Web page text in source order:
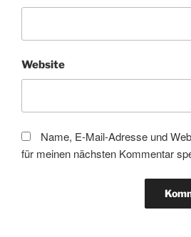
Website
Name, E-Mail-Adresse und
für meinen nächsten Kommentar